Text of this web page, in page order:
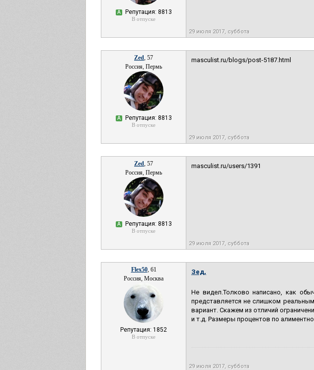
А Репутация: 8813
В отпуске
29 июля 2017, суббота
Zed, 57
Россия, Пермь
А Репутация: 8813
В отпуске
masculist.ru/blogs/post-5187.html
29 июля 2017, суббота
Zed, 57
Россия, Пермь
А Репутация: 8813
В отпуске
masculist.ru/users/1391
29 июля 2017, суббота
Flex50, 61
Россия, Москва
Репутация: 1852
В отпуске
Зед,
Не видел.Толково написано, как
представляется не слишком
вариант. Скажем из отличий
и т.д. Размеры процентов по
29 июля 2017, суббота